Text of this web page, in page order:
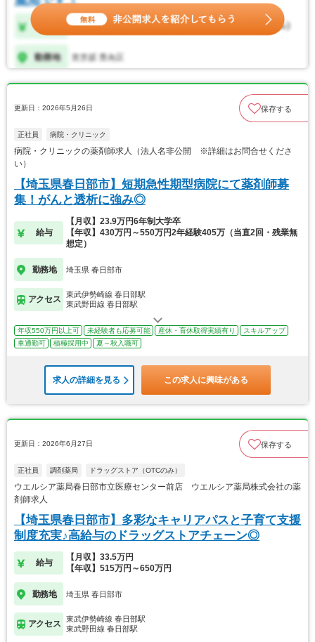
更新日：2026年5月26日 保存する
正社員 病院・クリニック
病院・クリニックの薬剤師求人（法人名非公開 ※詳細はお問合せくださ
い）
【埼玉県春日部市】短期急性期型病院にて薬剤師募
集！がんと透析に強み◎
給与
【月収】23.9万円6年制大学卒
【年収】430万円～550万円2年経験405万（当直2回・残業無
想定）
勤務地 埼玉県 春日部市
アクセス
東武伊勢崎線 春日部駅
東武野田線 春日部駅
年収550万円以上可 未経験者も応募可能 産休・育休取得実績有り
スキルアップ
車通勤可
積極採用中 夏～秋入職可
求人の詳細を見る この求人に興味がある
更新日：2026年6月27日 保存する
正社員 調剤薬局 ドラッグストア（OTCのみ）
ウエルシア薬局春日部市立医療センター前店 ウエルシア薬局株式会社の薬
剤師求人
【埼玉県春日部市】多彩なキャリアパスと子育て支援
制度充実♪高給与のドラッグストアチェーン◎
給与
【月収】33.5万円
【年収】515万円～650万円
勤務地 埼玉県 春日部市
アクセス
東武伊勢崎線 春日部駅
東武野田線 春日部駅